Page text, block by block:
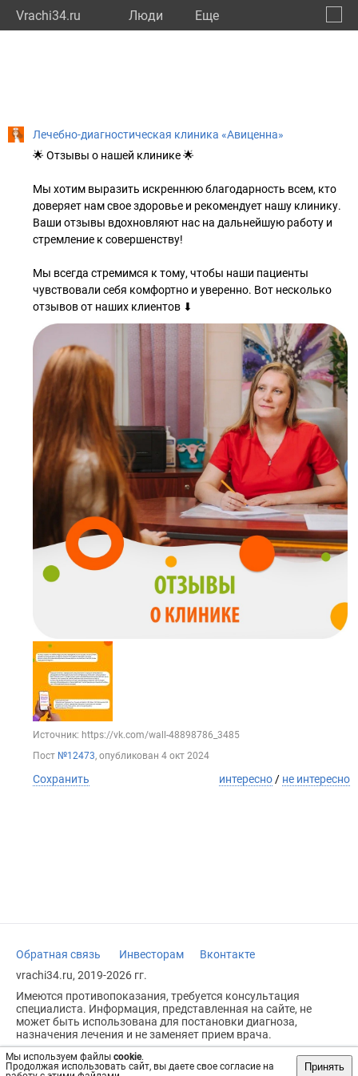
Vrachi34.ru Люди Eще
Мы используем файлы cookie.
Продолжая использовать сайт, вы даете свое согласие на
Принять
Лечебно-диагностическая клиника «Авиценна»
🌟 Отзывы о нашей клинике 🌟
Мы хотим выразить искреннюю благодарность всем, кто
доверяет нам свое здоровье и рекомендует нашу клинику.
Ваши отзывы вдохновляют нас на дальнейшую работу и
стремление к совершенству!
Мы всегда стремимся к тому, чтобы наши пациенты
чувствовали себя комфортно и уверенно. Вот несколько
отзывов от наших клиентов ⬇
Источник: https://vk.com/wall-48898786_3485
Пост №12473, опубликован 4 окт 2024
Сохранить интересно / не интересно
Обратная связь Инвесторам
Вконтакте
vrachi34.ru, 2019-2026 гг.
Имеются противопоказания, требуется консультация
специалиста. Информация, представленная на сайте, не
может быть использована для постановки диагноза,
назначения лечения и не заменяет прием врача.
Возрастное ограничение: 18+